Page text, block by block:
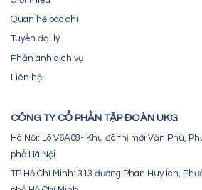
Quan hệ báo chí
Tuyển đại lý
Phản ánh dịch vụ
Liên hệ
CÔNG TY CỔ PHẦN TẬP ĐOÀN UKG
Hà Nội: Lô V6A08- Khu đô thị mới Văn Phú,
phố Hà Nội
TP Hồ Chí Minh: 313 đường Phan Huy Ích,